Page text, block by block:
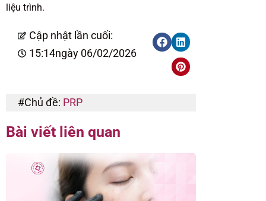
liệu trình.
Cập nhật lần cuối:
15:14ngày 06/02/2026
#Chủ đề: PRP
Bài viết liên quan